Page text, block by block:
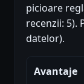
picioare
recenzii: 5).
datelor).
Avantaje